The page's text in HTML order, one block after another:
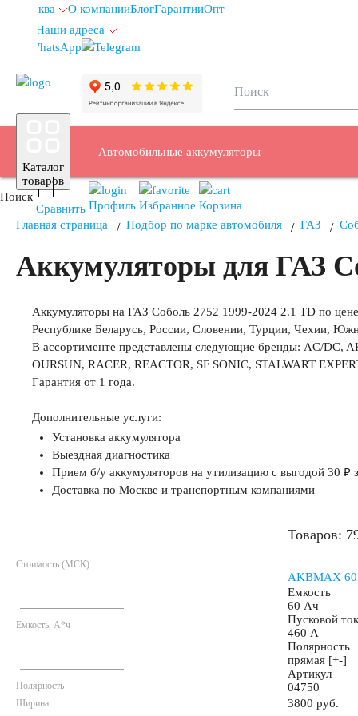
Москва О компанииБлогГарантииОпт
Наши адреса
Каталог
товаров
Автомобильные аккумуляторы
Аккумуляторы для легковых автомобилей
Емкость (A/H)
35 А/ч 40 А/ч 42 А/ч 43 А/
54 А/ч 55 А/ч
77 А/ч 82 А/ч
96 А/ч 98 А/
Поиск
Сравнить Профиль Избранное Корзина
Главная страница
Подбор по марке автомобиля ГАЗ
Аккумуляторы для ГАЗ
Аккумуляторы на ГАЗ Соболь 2752 1999-2024 2.1 TD по
Республике Беларусь, России, Словении, Турции, Чехии,
В ассортименте представлены следующие бренды: AC/DC,
OURSUN, RACER, REACTOR, SF SONIC, STALWART
Гарантия от 1 года.
Дополнительные услуги:
Установка аккумулятора
Выездная диагностика
Прием б/у аккумуляторов на утилизацию с выгодой 30 ₽
Доставка по Москве и транспортным компаниями
Стоимость (МСК)
Емкость, А*ч
Полярность
Ширина
Товаров:
AKBMAX
Емкость
60 Ач
Пусковой ток
460 А
Полярность
прямая [+-]
Артикул
04750
3800 руб.